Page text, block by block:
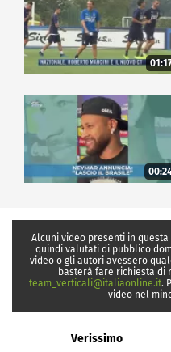
Alcuni video presenti in
quindi valutati di pubblico
video o gli autori avessero
basterà fare richiesta di
team_verticali@italiaonline.it.
video nel
Verissimo